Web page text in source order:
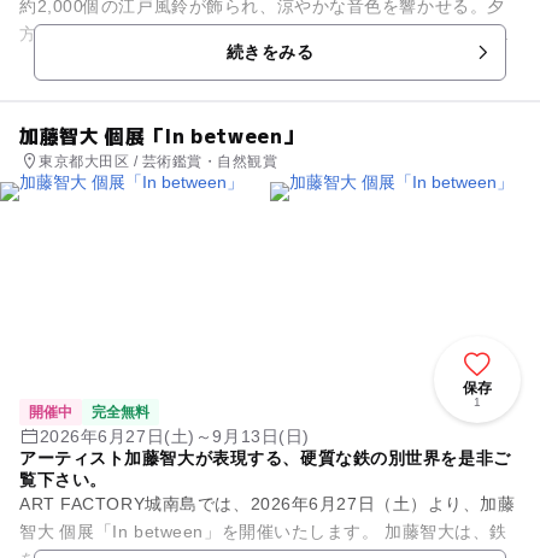
約2,000個の江戸風鈴が飾られ、涼やかな音色を響かせる。夕
方からは明かりが灯り、風鈴回廊や小川が幻想的にライトアッ
プされる。また、川越氷...続きをみる
加藤智大 個展「In between」
東京都大田区 / 芸術鑑賞・自然観賞
保存
1
開催中 完全無料
2026年6月27日(土)～9月13日(日)
アーティスト加藤智大が表現する、硬質な鉄の別世界を是非ご
覧下さい。
ART FACTORY城南島では、2026年6月27日（土）より、加藤
智大 個展「In between」を開催いたします。 加藤智大は、鉄